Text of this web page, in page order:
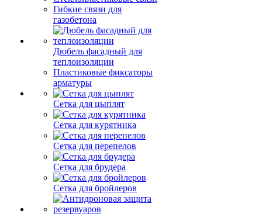
Гибкие связи для
газобетона
Дюбель фасадный для
теплоизоляции
Пластиковые фиксаторы
арматуры
Сетка для цыплят
Сетка для курятника
Сетка для перепелов
Сетка для брудера
Сетка для бройлеров